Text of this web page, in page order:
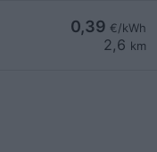
0,39 €/kWh
2,6 km